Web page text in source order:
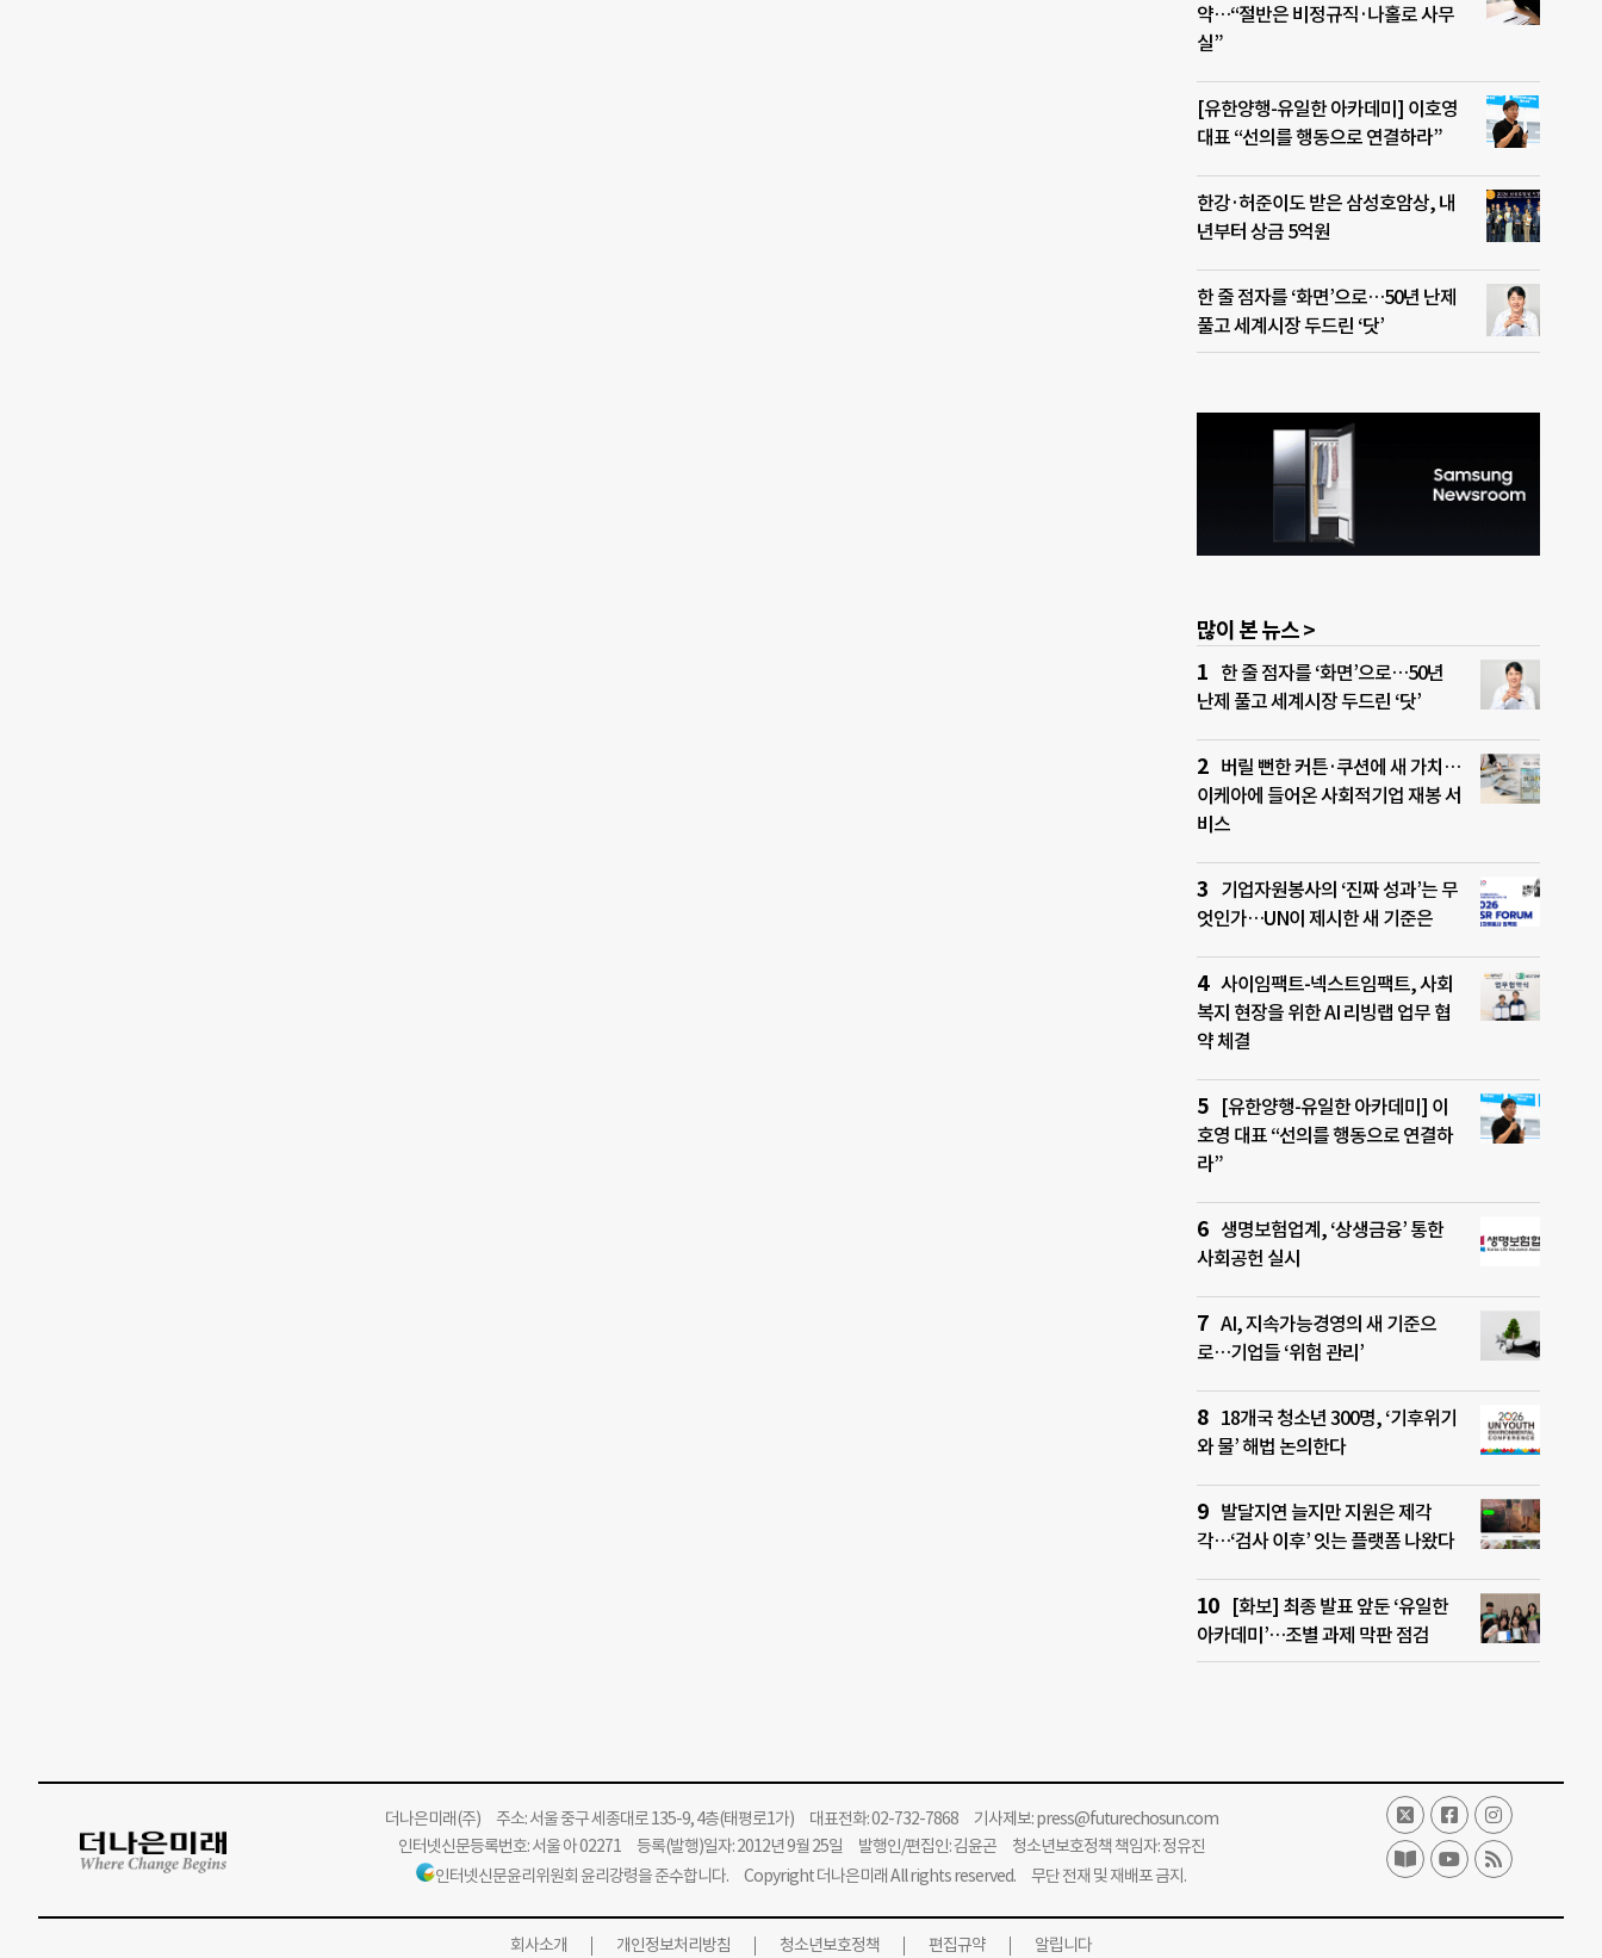
약…“절반은 비정규직·나홀로 사무
실”
[유한양행-유일한 아카데미] 이호영
대표 “선의를 행동으로 연결하라”
한강·허준이도 받은 삼성호암상, 내
년부터 상금 5억원
한 줄 점자를 ‘화면’으로…50년 난제
풀고 세계시장 두드린 ‘닷’
많이 본 뉴스 >
한 줄 점자를 ‘화면’으로…50년
난제 풀고 세계시장 두드린 ‘닷’
버릴 뻔한 커튼·쿠션에 새 가치…
이케아에 들어온 사회적기업 재봉 서
비스
기업자원봉사의 ‘진짜 성과’는 무
엇인가…UN이 제시한 새 기준은
사이임팩트-넥스트임팩트, 사회
복지 현장을 위한 AI 리빙랩 업무 협
약 체결
[유한양행-유일한 아카데미] 이
호영 대표 “선의를 행동으로 연결하
라”
생명보험업계, ‘상생금융’ 통한
사회공헌 실시
AI, 지속가능경영의 새 기준으
로…기업들 ‘위험 관리’
18개국 청소년 300명, ‘기후위기
와 물’ 해법 논의한다
발달지연 늘지만 지원은 제각
각…‘검사 이후’ 잇는 플랫폼 나왔다
[화보] 최종 발표 앞둔 ‘유일한
아카데미’…조별 과제 막판 점검
더나은미래(주)주소: 서울 중구 세종대로 135-9, 4층(태평로1가) 대표전화: 02-732-7868 기사제보:press@futurechosun.com
인터넷신문등록번호: 서울 아 02271 등록(발행)일자: 2012년 9월 25일 발행인/편집인: 김윤곤 청소년보호정책 책임자: 정유진
인터넷신문윤리위원회 윤리강령을 준수합니다. Copyright 더나은미래 All rights reserved. 무단 전재 및 재배포 금지.
회사소개 개인정보처리방침 청소년보호정책 편집규약 알립니다